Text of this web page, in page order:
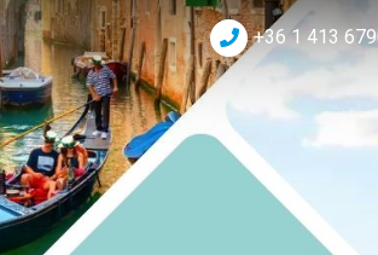
+36 1 413